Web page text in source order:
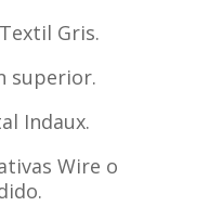
Gris.
superior.
Indaux.
Wire o